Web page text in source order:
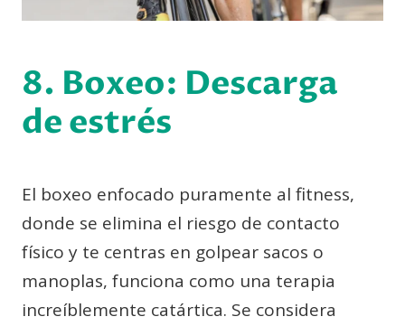
8. Boxeo: Descarga
de estrés
El boxeo enfocado puramente al fitness,
donde se elimina el riesgo de contacto
físico y te centras en golpear sacos o
manoplas, funciona como una terapia
increíblemente catártica. Se considera